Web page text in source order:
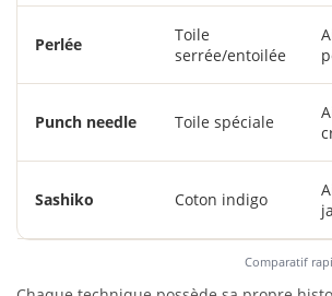
Comparatif
Perlée
Toile
serrée/entoilée
Punch needle Toile spéciale
Sashiko Coton indigo